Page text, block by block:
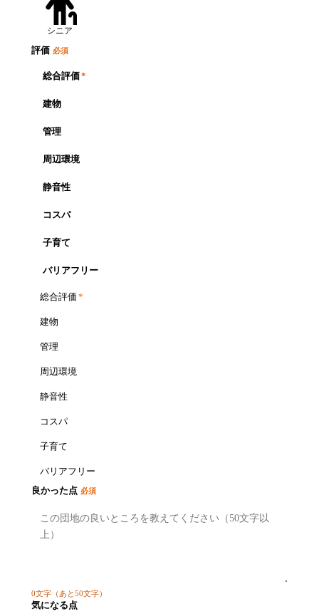
シニア
評価 必須
総合評価*
建物
管理
周辺環境
静音性
コスパ
子育て
バリアフリー
総合評価 *
建物
管理
周辺環境
静音性
コスパ
子育て
バリアフリー
良かった点 必須
0文字 （あと50文字）
気になる点